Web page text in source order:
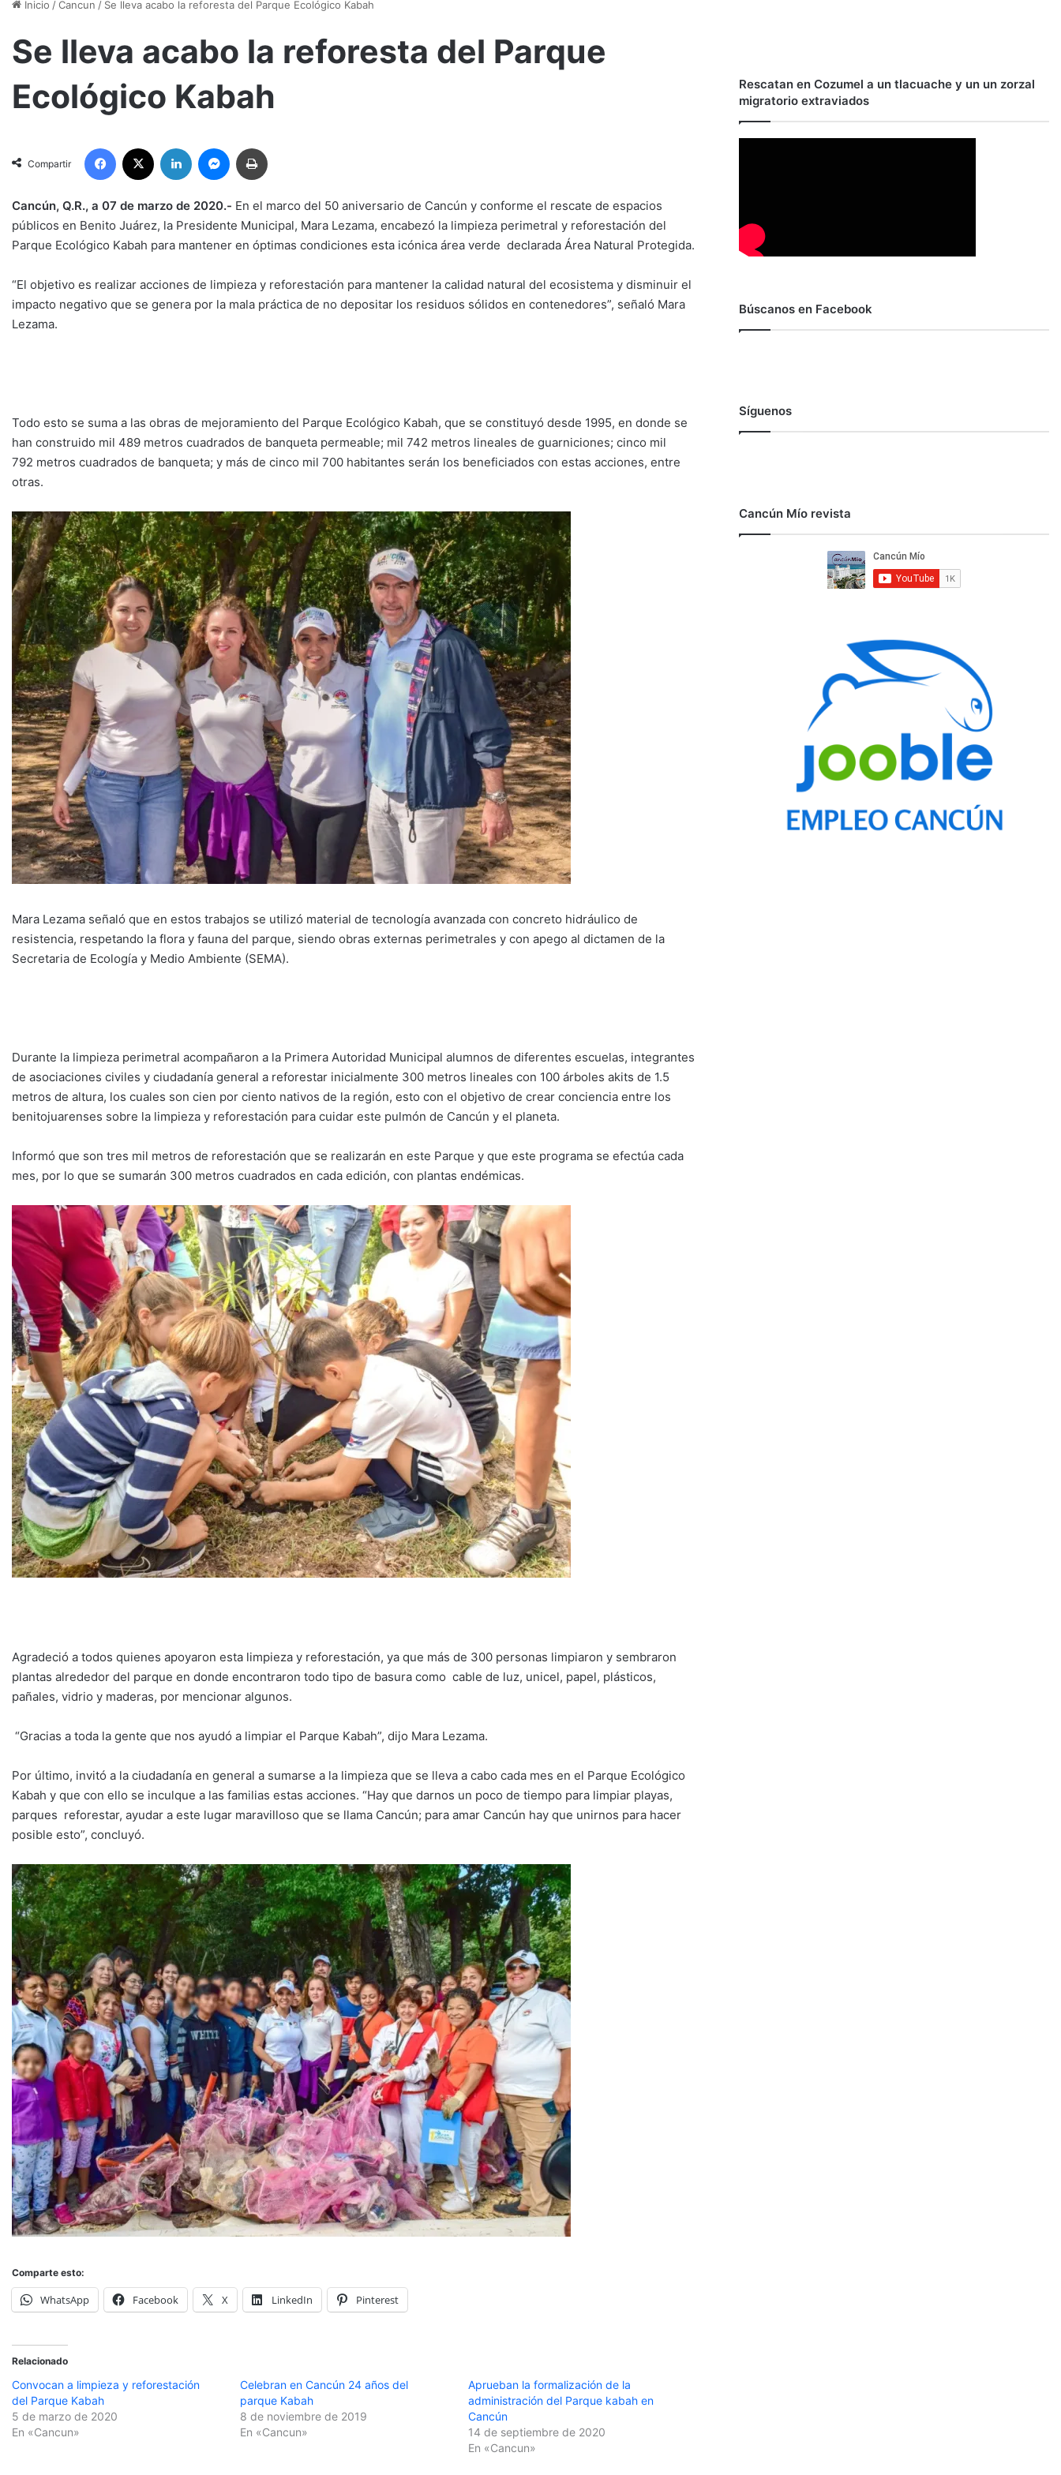
Inicio /Cancun / Se lleva acabo la reforesta del Parque Ecológico Kabah
Se lleva acabo la reforesta del Parque
Ecológico Kabah
Compartir
Cancún, Q.R., a 07 de marzo de 2020.- En el marco del 50 aniversario de Cancún y conforme el rescate de espacios
públicos en Benito Juárez, la Presidente Municipal, Mara Lezama, encabezó la limpieza perimetral y reforestación del
Parque Ecológico Kabah para mantener en óptimas condiciones esta icónica área verde declarada Área Natural Protegida.
“El objetivo es realizar acciones de limpieza y reforestación para mantener la calidad natural del ecosistema y disminuir el
impacto negativo que se genera por la mala práctica de no depositar los residuos sólidos en contenedores”, señaló Mara
Lezama.
Todo esto se suma a las obras de mejoramiento del Parque Ecológico Kabah, que se constituyó desde 1995, en donde se
han construido mil 489 metros cuadrados de banqueta permeable; mil 742 metros lineales de guarniciones; cinco mil
792 metros cuadrados de banqueta; y más de cinco mil 700 habitantes serán los beneficiados con estas acciones, entre
otras.
Mara Lezama señaló que en estos trabajos se utilizó material de tecnología avanzada con concreto hidráulico de
resistencia, respetando la flora y fauna del parque, siendo obras externas perimetrales y con apego al dictamen de la
Secretaria de Ecología y Medio Ambiente (SEMA).
Durante la limpieza perimetral acompañaron a la Primera Autoridad Municipal alumnos de diferentes escuelas, integrantes
de asociaciones civiles y ciudadanía general a reforestar inicialmente 300 metros lineales con 100 árboles akits de 1.5
metros de altura, los cuales son cien por ciento nativos de la región, esto con el objetivo de crear conciencia entre los
benitojuarenses sobre la limpieza y reforestación para cuidar este pulmón de Cancún y el planeta.
Informó que son tres mil metros de reforestación que se realizarán en este Parque y que este programa se efectúa cada
mes, por lo que se sumarán 300 metros cuadrados en cada edición, con plantas endémicas.
Agradeció a todos quienes apoyaron esta limpieza y reforestación, ya que más de 300 personas limpiaron y sembraron
plantas alrededor del parque en donde encontraron todo tipo de basura como cable de luz, unicel, papel, plásticos,
pañales, vidrio y maderas, por mencionar algunos.
“Gracias a toda la gente que nos ayudó a limpiar el Parque Kabah”, dijo Mara Lezama.
Por último, invitó a la ciudadanía en general a sumarse a la limpieza que se lleva a cabo cada mes en el Parque Ecológico
Kabah y que con ello se inculque a las familias estas acciones. “Hay que darnos un poco de tiempo para limpiar playas,
parques reforestar, ayudar a este lugar maravilloso que se llama Cancún; para amar Cancún hay que unirnos para hacer
posible esto”, concluyó.
Comparte esto:
WhatsApp Facebook X LinkedIn Pinterest
Relacionado
Convocan a limpieza y reforestación
del Parque Kabah
5 de marzo de 2020
En «Cancun»
Celebran en Cancún 24 años del
parque Kabah
8 de noviembre de 2019
En «Cancun»
Aprueban la formalización de la
administración del Parque kabah en
Cancún
14 de septiembre de 2020
En «Cancun»
Rescatan en Cozumel a un tlacuache y un un zorzal
migratorio extraviados
Búscanos en Facebook
Síguenos
Cancún Mío revista